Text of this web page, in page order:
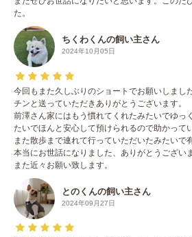
た。
ちくわくんの飼い主さん
2024年10月05日
今回もまた久しぶりのショートでお願いしまし
チンと送っていただきありがとうございます。
前澤さん家にはもう慣れてくれたみたいでゆっ
たいでほんと安心して預けられるので助かって
また散歩まで連れて行っていただいたみたいで
本当にお世話になりました、ありがとうございま
また近々お願い致します。
とのくんの飼い主さん
2024年09月27日